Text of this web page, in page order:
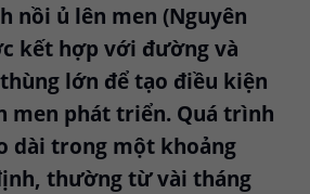
nồi ủ lên men (Nguyên
kết hợp với đường và
lớn để tạo điều kiện
men phát triển. Quá trình
dài trong một khoảng
thường từ vài tháng